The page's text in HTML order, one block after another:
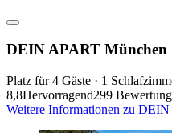
DEIN APART München
Platz für 4 Gäste · 1
8,8Hervorragend299
Weitere Informationen zu